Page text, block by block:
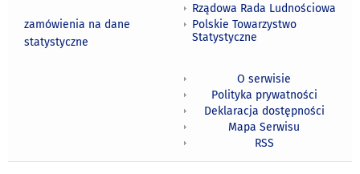
zamówienia na dane
statystyczne
Rządowa Rada Ludnościowa
Polskie Towarzystwo
Statystyczne
O serwisie
Polityka prywatności
Deklaracja dostępności
Mapa Serwisu
RSS